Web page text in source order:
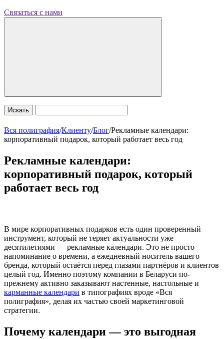
Связаться с нами
Искать
Вся полиграфия/Клиенту/Блог/Рекламные календари:
корпоративный подарок, который работает весь год
Рекламные календари:
корпоративный подарок, который
работает весь год
В мире корпоративных подарков есть один проверенный
инструмент, который не теряет актуальности уже
десятилетиями — рекламные календари. Это не просто
напоминание о времени, а ежедневный носитель вашего
бренда, который остаётся перед глазами партнёров и клиентов
целый год. Именно поэтому компании в Беларуси по-
прежнему активно заказывают настенные, настольные и
карманные календари в типографиях вроде «Вся
полиграфия», делая их частью своей маркетинговой
стратегии.
Почему календари — это выгодная